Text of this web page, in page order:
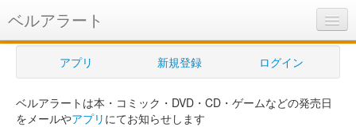
ベルアラート
ベルアラートとは
ヘルプ
新規登録
アプリ 新規登録 ログイン
ベルアラートは本・コミック・DVD・CD・ゲームなどの発売日
をメールやアプリ にてお知らせします